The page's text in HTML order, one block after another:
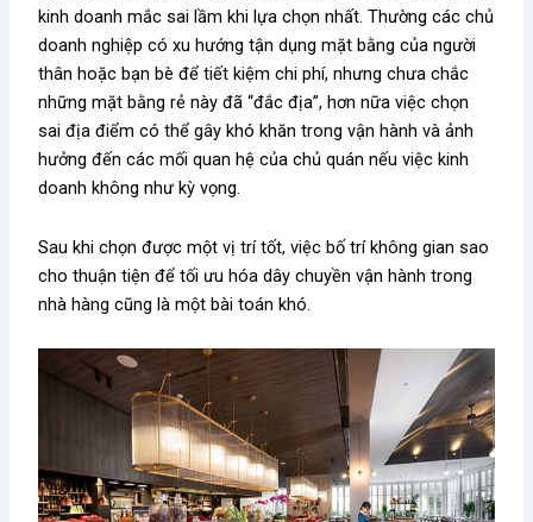
kinh doanh mắc sai lầm khi lựa chọn nhất. Thường các chủ
doanh nghiệp có xu hướng tận dụng mặt bằng của người
thân hoặc bạn bè để tiết kiệm chi phí, nhưng chưa chắc
những mặt bằng rẻ này đã “đắc địa”, hơn nữa việc chọn
sai địa điểm có thể gây khó khăn trong vận hành và ảnh
hưởng đến các mối quan hệ của chủ quán nếu việc kinh
doanh không như kỳ vọng.
Sau khi chọn được một vị trí tốt, việc bố trí không gian sao
cho thuận tiện để tối ưu hóa dây chuyền vận hành trong
nhà hàng cũng là một bài toán khó